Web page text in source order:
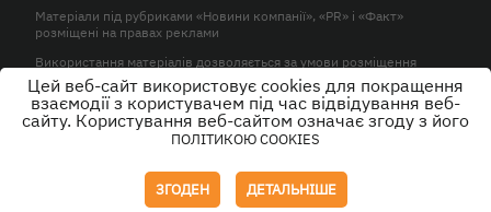
Матеріали під рубриками «Новини компанії», «PR» і «Факт»
розміщені на правах реклами
Використання матеріалів дозволяється за умови розміщення
активного гіперпосилання на KP.UA в першому абзаці.
© ТОВ «ЮЛАВ МЕДІА» 2026. Всі права захищені.
Цей веб-сайт використовує cookies для покращення
взаємодії з користувачем під час відвідування веб-
сайту. Користування веб-сайтом означає згоду з його
ПОЛІТИКОЮ COOKIES
ЗГОДЕН ДЕТАЛЬНІШЕ